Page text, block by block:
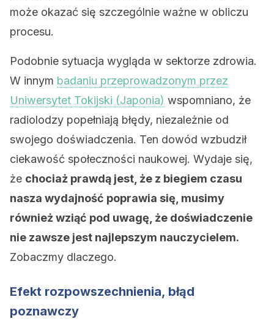
może okazać się szczególnie ważne w obliczu
procesu.
Podobnie sytuacja wygląda w sektorze zdrowia.
W innym badaniu przeprowadzonym przez
Uniwersytet Tokijski (Japonia) wspomniano, że
radiolodzy popełniają błędy, niezależnie od
swojego doświadczenia. Ten dowód wzbudził
ciekawość społeczności naukowej. Wydaje się,
że chociaż prawdą jest, że z biegiem czasu
nasza wydajność poprawia się, musimy
również wziąć pod uwagę, że doświadczenie
nie zawsze jest najlepszym nauczycielem.
Zobaczmy dlaczego.
Efekt rozpowszechnienia, błąd
poznawczy